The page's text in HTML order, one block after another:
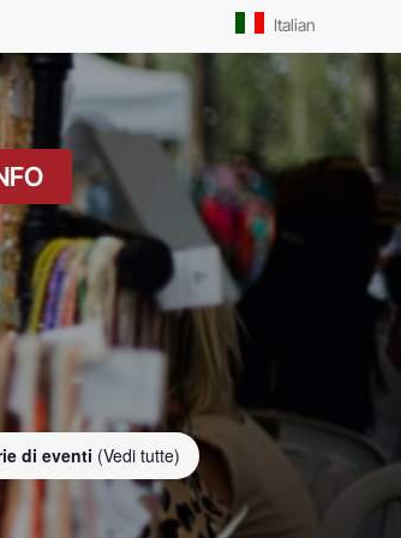
Italian
OUTDOOR
Il Molo
Pista Ciclabile
Orari Messe: Feriale
Orari Messe:
Prefestivo
Orari Messe: Festivo
di eventi (Vedi tutte)